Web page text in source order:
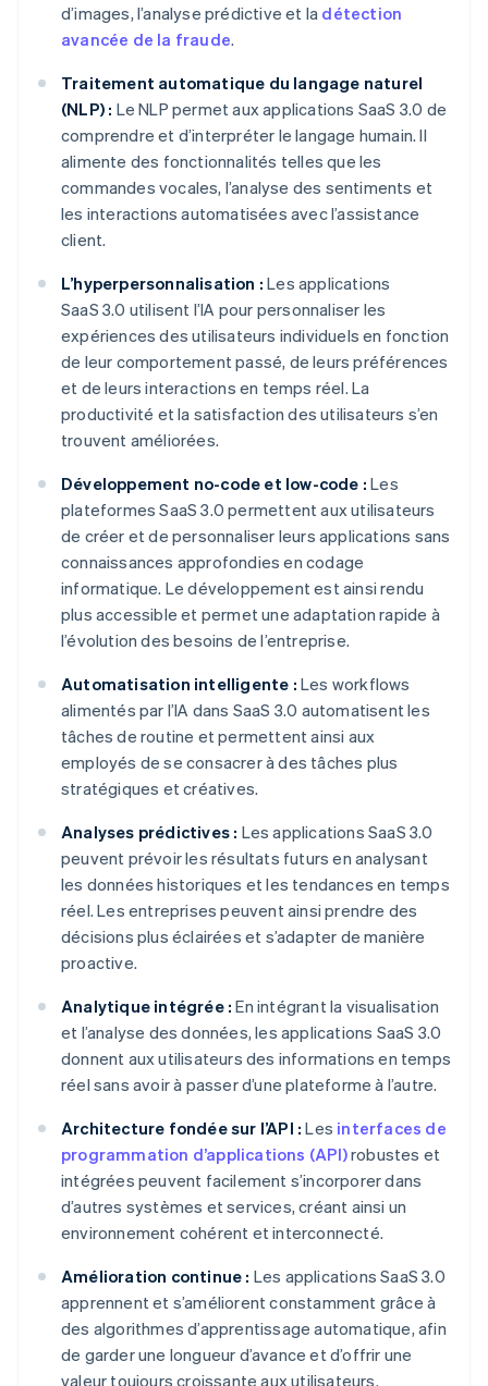
d’images, l’analyse prédictive et la détection
avancée de la fraude.
Traitement automatique du langage naturel
(NLP) : Le NLP permet aux applications SaaS 3.0 de
comprendre et d’interpréter le langage humain. Il
alimente des fonctionnalités telles que les
commandes vocales, l’analyse des sentiments et
les interactions automatisées avec l’assistance
client.
L’hyperpersonnalisation : Les applications
SaaS 3.0 utilisent l’IA pour personnaliser les
expériences des utilisateurs individuels en fonction
de leur comportement passé, de leurs préférences
et de leurs interactions en temps réel. La
productivité et la satisfaction des utilisateurs s’en
trouvent améliorées.
Développement no-code et low-code : Les
plateformes SaaS 3.0 permettent aux utilisateurs
de créer et de personnaliser leurs applications sans
connaissances approfondies en codage
informatique. Le développement est ainsi rendu
plus accessible et permet une adaptation rapide à
l’évolution des besoins de l’entreprise.
Automatisation intelligente : Les workflows
alimentés par l’IA dans SaaS 3.0 automatisent les
tâches de routine et permettent ainsi aux
employés de se consacrer à des tâches plus
stratégiques et créatives.
Analyses prédictives : Les applications SaaS 3.0
peuvent prévoir les résultats futurs en analysant
les données historiques et les tendances en temps
réel. Les entreprises peuvent ainsi prendre des
décisions plus éclairées et s’adapter de manière
proactive.
Analytique intégrée : En intégrant la visualisation
et l’analyse des données, les applications SaaS 3.0
donnent aux utilisateurs des informations en temps
réel sans avoir à passer d’une plateforme à l’autre.
Architecture fondée sur l’API : Les interfaces de
programmation d’applications (API)robustes et
intégrées peuvent facilement s’incorporer dans
d’autres systèmes et services, créant ainsi un
environnement cohérent et interconnecté.
Amélioration continue : Les applications SaaS 3.0
apprennent et s’améliorent constamment grâce à
des algorithmes d’apprentissage automatique, afin
de garder une longueur d’avance et d’offrir une
valeur toujours croissante aux utilisateurs.